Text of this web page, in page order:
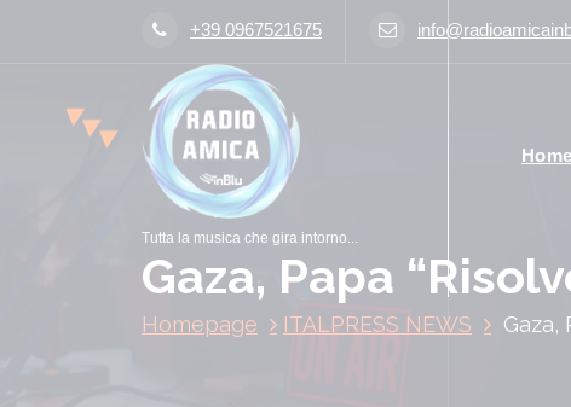
+39 0967521675
Tutta la musica che gira intorno...
Home
Gaza, Papa
Homepage ITALPRESS NEWS Gaza,